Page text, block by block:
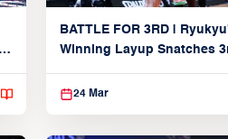
BATTLE FOR 3RD |
Winning Layup Snatches
24 Mar